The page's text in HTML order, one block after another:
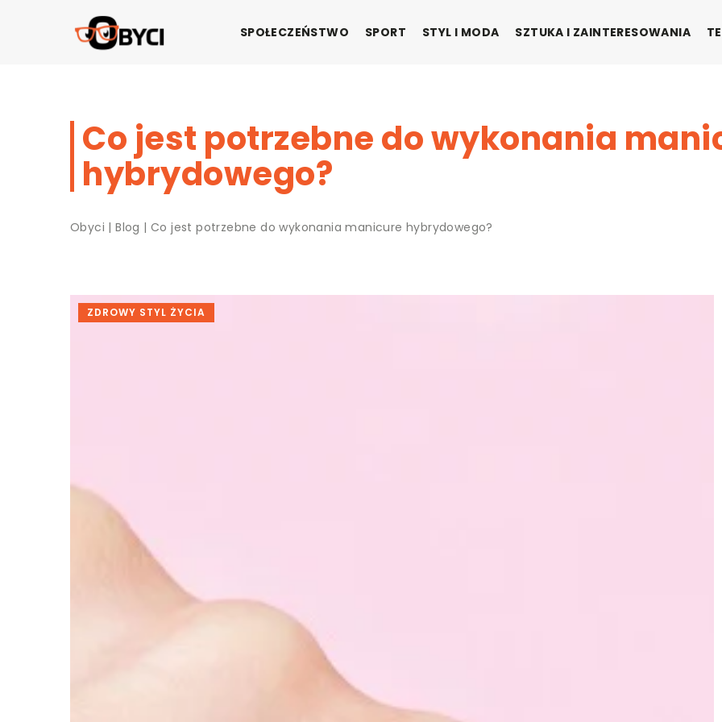
SPOŁECZEŃSTWO SPORT STYL I MODA SZTUKA I ZAINTERESOWANIA
Co jest potrzebne do wykonania
hybrydowego?
Obyci |Blog |Co jest potrzebne do wykonania manicure hybrydowego?
ZDROWY STYL ŻYCIA
24 | 01 | 2023
Zautomatyzowane linie galwaniczne –
czym się charakteryzują?
Automatyczne linie galwaniczne to
specjalny rodzaj maszyn służących do